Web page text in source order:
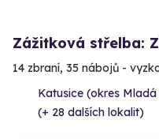
Zážitková střelba:
14 zbraní, 35 nábojů -
Katusice (okres
(+ 28 dalších lokalit)